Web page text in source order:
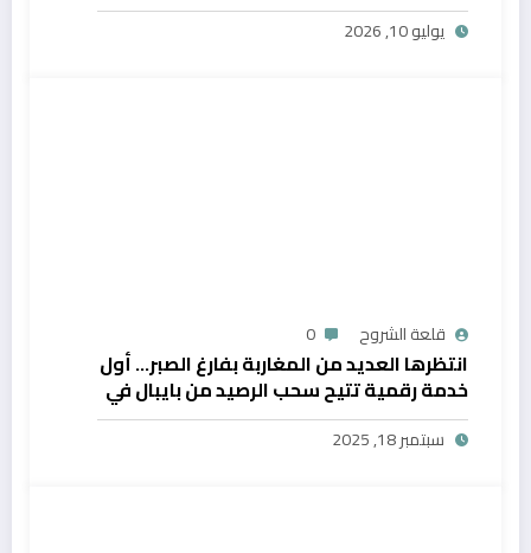
يوليو 10, 2026
قلعة الشروح 0
انتظرها العديد من المغاربة بفارغ الصبر… أول
خدمة رقمية تتيح سحب الرصيد من بايبال في
المغرب
سبتمبر 18, 2025